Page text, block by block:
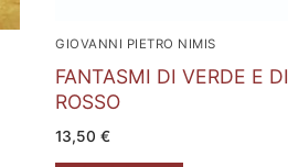
GIOVANNI PIETRO NIMIS
FANTASMI DI VERDE E DI
ROSSO
13,50 €